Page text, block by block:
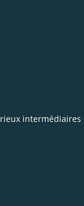
intermédiaires